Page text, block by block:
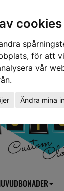
cookies
för att
vår
Ändra mina